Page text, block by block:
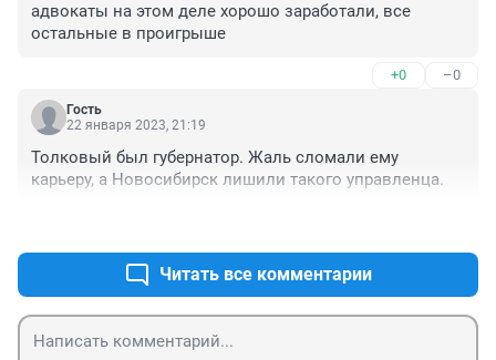
адвокаты на этом деле хорошо заработали, все
остальные в проигрыше
+0 –0
Гость
22 января 2023, 21:19
Толковый был губернатор. Жаль сломали ему
карьеру, а Новосибирск лишили такого управленца.
Читать все комментарии